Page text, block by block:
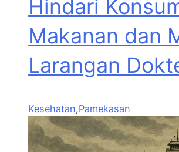
Hindari
Makanan dan
Larangan
Kesehatan,Pamekasan